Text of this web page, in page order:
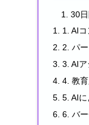
30日
1. AI
2. パ
3. AI
4. 教
5. AI
6. バ